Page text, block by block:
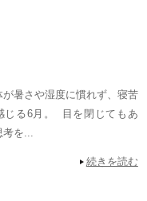
が暑さや湿度に慣れず、寝苦
じる6月。 目を閉じてもあ
を...
続きを読む